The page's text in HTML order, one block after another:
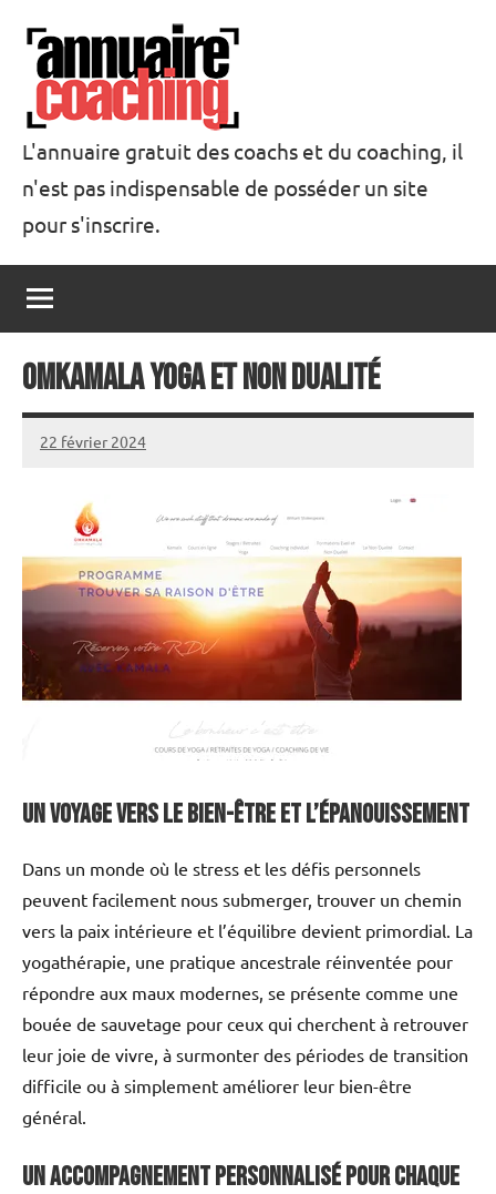
contenu
Annuaire
Coaching
L'annuaire gratuit des coachs et du coaching, il
n'est pas indispensable de posséder un site
pour s'inscrire.
Omkamala Yoga et Non Dualité
22 février 2024
annuairecoaching
Un voyage vers le bien-être et l’épanouissement
Dans un monde où le stress et les défis personnels
peuvent facilement nous submerger, trouver un chemin
vers la paix intérieure et l’équilibre devient primordial. La
yogathérapie, une pratique ancestrale réinventée pour
répondre aux maux modernes, se présente comme une
bouée de sauvetage pour ceux qui cherchent à retrouver
leur joie de vivre, à surmonter des périodes de transition
difficile ou à simplement améliorer leur bien-être
général.
Un accompagnement personnalisé pour chaque